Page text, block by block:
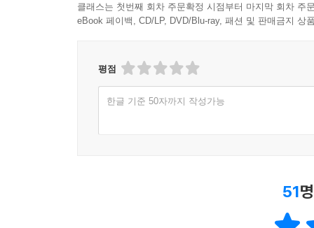
클래스는 첫번째 회차 주문확정 시점부터 마지막 회차 주
eBook 페이백, CD/LP, DVD/Blu-ray, 패션 및 판매금지 상
평점
한글 기준 50자까지 작성가능
51